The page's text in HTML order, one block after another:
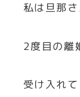
私は旦那
2度目の離
受け入れ